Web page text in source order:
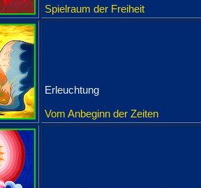
Spielraum der Freiheit
Erleuchtung
Vom Anbeginn der Zeiten